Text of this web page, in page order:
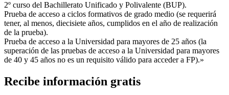
2º curso del Bachillerato Unificado y Polivalente (BUP).
Prueba de acceso a ciclos formativos de grado medio (se requerirá
tener, al menos, diecisiete años, cumplidos en el año de realización
de la prueba).
Prueba de acceso a la Universidad para mayores de 25 años (la
superación de las pruebas de acceso a la Universidad para mayores
de 40 y 45 años no es un requisito válido para acceder a FP).»
Recibe información gratis